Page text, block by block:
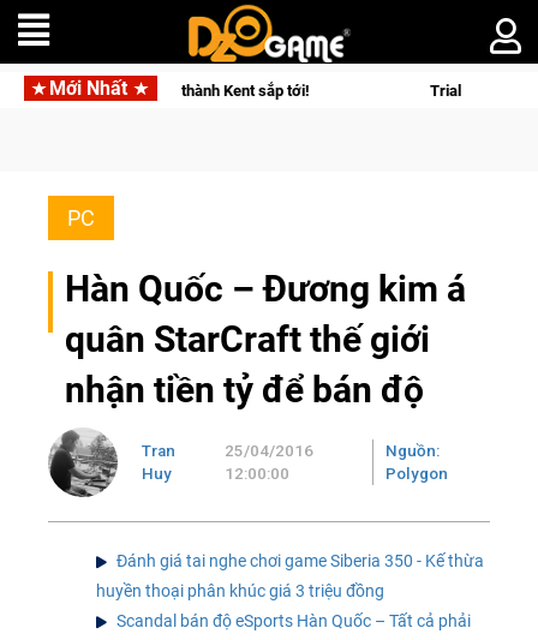
Mới Nhất
Quyền thành Kent sắp tới! Trial Xtreme Freedom –
PC
Hàn Quốc – Đương kim á
quân StarCraft thế giới
nhận tiền tỷ để bán độ
Tran
Huy
25/04/2016
12:00:00
Nguồn:
Polygon
Đánh giá tai nghe chơi game Siberia 350 - Kế thừa
huyền thoại phân khúc giá 3 triệu đồng
Scandal bán độ eSports Hàn Quốc – Tất cả phải